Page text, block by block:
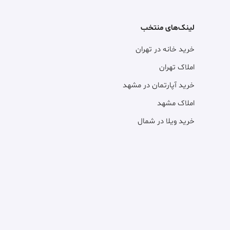
لینک‌های منتخب
خرید خانه در تهران
املاک تهران
خرید آپارتمان در مشهد
املاک مشهد
خرید ویلا در شمال